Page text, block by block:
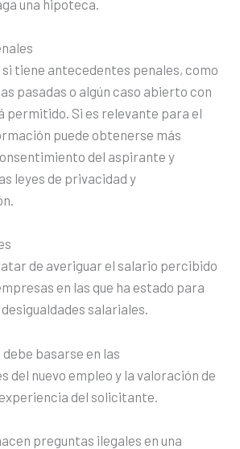
una hipoteca.
tiene antecedentes penales, como
pasadas o algún caso abierto con
permitido. Si es relevante para el
puede obtenerse más
del aspirante y
leyes de privacidad y
de averiguar el salario percibido
en las que ha estado para
salariales.
basarse en las
del nuevo empleo y la valoración de
del solicitante.
preguntas ilegales en una